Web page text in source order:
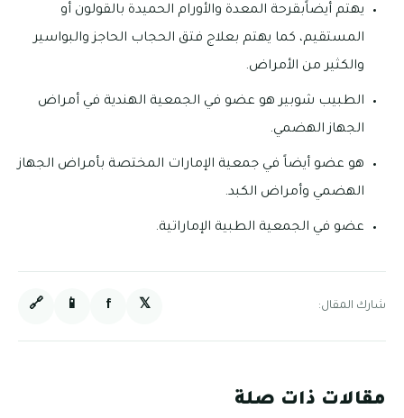
يهتم أيضاًبقرحة المعدة والأورام الحميدة بالقولون أو
المستقيم، كما يهتم بعلاج فتق الحجاب الحاجز والبواسير
والكثير من الأمراض.
الطبيب شوبير هو عضو في الجمعية الهندية في أمراض
الجهاز الهضمي.
هو عضو أيضاً في جمعية الإمارات المختصة بأمراض الجهاز
الهضمي وأمراض الكبد.
عضو في الجمعية الطبية الإماراتية.
شارك المقال: 𝕏
f
📱
🔗
مقالات ذات صلة